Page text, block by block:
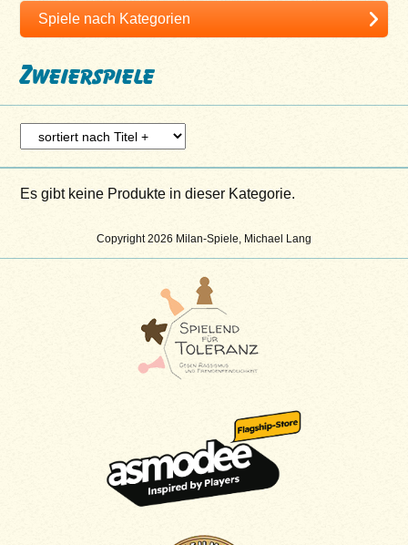
Copyright 2026 Milan-Spiele, Michael Lang
Zweierspiele
Es gibt keine Produkte in dieser Kategorie.